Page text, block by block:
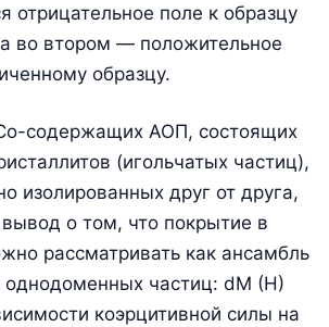
отрицательное поле к образцу
а во втором — положительное
образцу.
содержащих АОП, состоящих
(игольчатых частиц),
изолированных друг от друга,
о том, что покрытие в
рассматривать как ансамбль
однодоменных частиц: dM (H)
коэрцитивной силы на